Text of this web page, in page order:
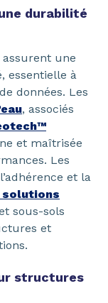
durabilité
assurent une
essentielle à
données. Les
, associés
et maîtrisée
Les
et la
solutions
sous-sols
et
structures